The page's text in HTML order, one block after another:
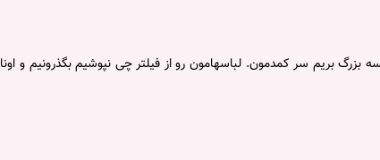
بریم سر کمدمون. لباسهامون رو از فیلتر چی نپوشیم بگذرونیم و